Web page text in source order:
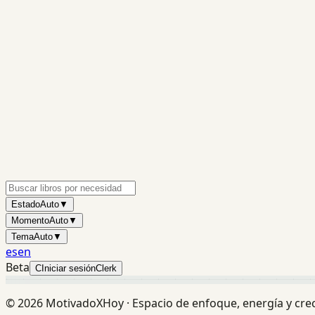
EstadoAuto▼
MomentoAuto▼
TemaAuto▼
esen
Beta C Iniciar sesiónClerk
©2026 MotivadoXHoy · Espacio de enfoque, energía y